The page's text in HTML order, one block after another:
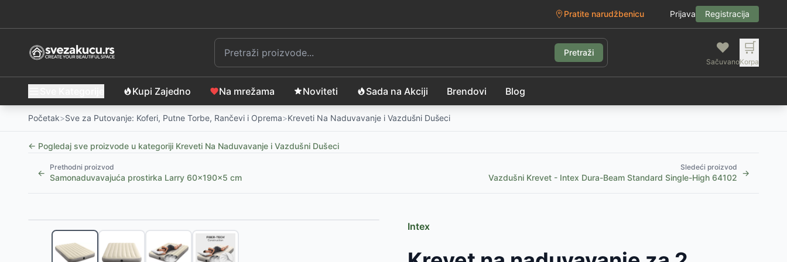
Pratite narudžbenicu Prijava Registracija
Pretraži ❤️
Sačuvano
🛒
Korpa
Kupi Zajedno Na mrežama Noviteti Sada na Akciji Brendovi Blog
Početak>Sve za Putovanje: Koferi, Putne Torbe, Rančevi i Oprema>Kreveti Na Naduvavanje i Vazdušni Dušeci
← Pogledaj sve proizvode u kategoriji Kreveti Na Naduvavanje i Vazdušni Dušeci
←
Prethodni proizvod
Samonaduvavajuća prostirka Larry 60x190x5 cm
Sledeći proizvod
Vazdušni Krevet - Intex Dura-Beam Standard Single-High 64102 →
INTEX Empire fotelja na naduvavanje, 112 x 109 x 69 cm
Vazdušni krevet za 2 osobe sa CoilBeam konstrukcijom, 203x152x22 cm
Intex